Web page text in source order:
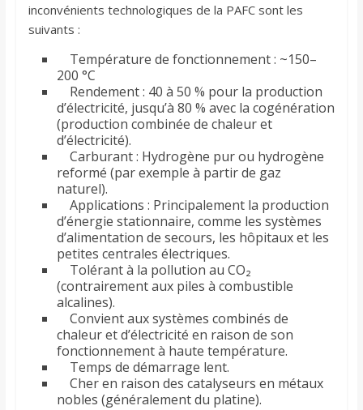
inconvénients technologiques de la PAFC sont les
suivants :
Température de fonctionnement : ~150–
200 °C
Rendement : 40 à 50 % pour la production
d’électricité, jusqu’à 80 % avec la cogénération
(production combinée de chaleur et
d’électricité).
Carburant : Hydrogène pur ou hydrogène
reformé (par exemple à partir de gaz
naturel).
Applications : Principalement la production
d’énergie stationnaire, comme les systèmes
d’alimentation de secours, les hôpitaux et les
petites centrales électriques.
Tolérant à la pollution au CO₂
(contrairement aux piles à combustible
alcalines).
Convient aux systèmes combinés de
chaleur et d’électricité en raison de son
fonctionnement à haute température.
Temps de démarrage lent.
Cher en raison des catalyseurs en métaux
nobles (généralement du platine).